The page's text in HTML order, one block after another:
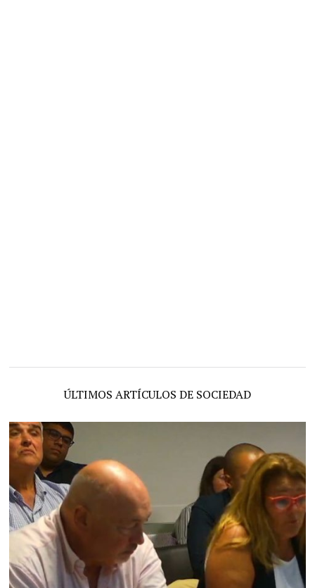
ÚLTIMOS ARTÍCULOS DE SOCIEDAD